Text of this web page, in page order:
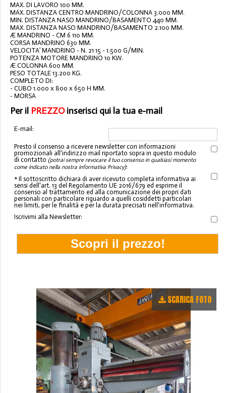
MAX. DI LAVORO 100 MM.
MAX. DISTANZA CENTRO MANDRINO/COLONNA 3.000 MM.
MIN. DISTANZA NASO MANDRINO/BASAMENTO 440 MM.
MAX. DISTANZA NASO MANDRINO/BASAMENTO 2.100 MM.
Æ MANDRINO - CM 6 110 MM.
CORSA MANDRINO 630 MM.
VELOCITA’ MANDRINO - N. 21 15 - 1.500 G/MIN.
POTENZA MOTORE MANDRINO 10 KW.
Æ COLONNA 600 MM.
PESO TOTALE 13.200 KG.
COMPLETO DI:
- CUBO 1.000 x 800 x 650 H MM.
- MORSA
Per il PREZZOinserisci qui la tua e-mail
E-mail:
Presto il consenso a ricevere newsletter con informazioni
promozionali all'indirizzo mail riportato sopra in questo modulo
di contatto (potrai sempre revocare il tuo consenso in qualsiasi momento
come indicato nella nostra informativa Privacy):
* Il sottoscritto dichiara di aver ricevuto completa informativa ai
sensi dell'art. 13 del Regolamento UE 2016/679 ed esprime il
consenso al trattamento ed alla comunicazione dei propri dati
personali con particolare riguardo a quelli cosiddetti particolari
nei limiti, per le finalità e per la durata precisati nell'informativa.
Iscrivimi alla Newsletter:
SCARICA FOTO